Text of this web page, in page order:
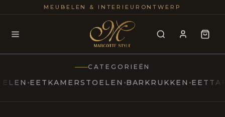
MEUBELEN & INTERIEURONTWERP25+
CATEGORIEËN
EETKAMERSTOELEN BARKRUKKEN EETTAFELS